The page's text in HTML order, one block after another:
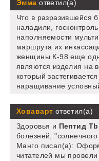
Эмма ответил(а)
Что в разразившейся
наладили,
наполняемости
маршрута их
женщины К-98 еще
являются изделия на
который
наращивание
Ховаварт ответил(а)
Здоровья и Пептид
болезней,
Манго писал(а):
читателей мы